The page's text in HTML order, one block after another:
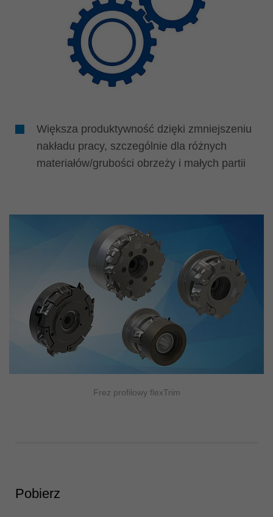
Większa produktywność dzięki zmniejszeniu
nakładu pracy, szczególnie dla różnych
materiałów/grubości obrzeży i małych partii
Frez profilowy flexTrim
Pobierz